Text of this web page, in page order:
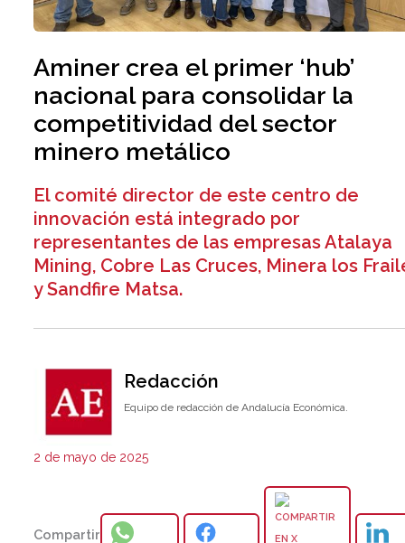
Aminer crea el primer ‘hub’
nacional para consolidar la
competitividad del sector
minero metálico
El comité director de este centro de
innovación está integrado por
representantes de las empresas Atalaya
Mining, Cobre Las Cruces, Minera los
y Sandfire Matsa.
Redacción
Equipo de redacción de Andalucía Económica.
2 de mayo de 2025
Compartir